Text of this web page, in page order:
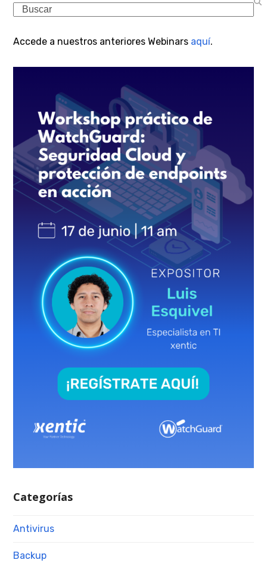
Search
Accede a nuestros anteriores Webinars aquí.
Categorías
Antivirus
Backup